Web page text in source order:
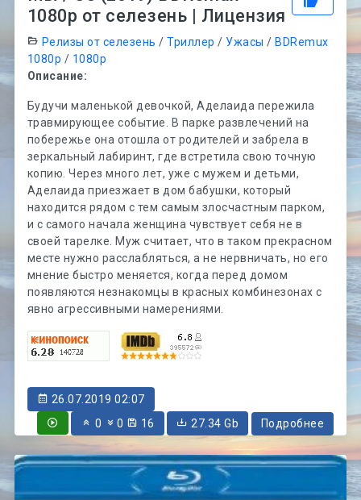
1080p от селезень | Лицензия
Релизы от селезень /Триллер / Ужасы / BDRemux
1080p / 1080p
Описание:
Будучи маленькой девочкой, Аделаида пережила
травмирующее событие. В парке развлечений на
побережье она отошла от родителей и забрела в
зеркальный лабиринт, где встретила свою точную
копию. Через много лет, уже с мужем и детьми,
Аделаида приезжает в дом бабушки, который
находится рядом с тем самым злосчастным парком,
и с самого начала женщина чувствует себя не в
своей тарелке. Муж считает, что в таком прекрасном
месте нужно расслабляться, а не нервничать, но его
мнение быстро меняется, когда перед домом
появляются незнакомцы в красных комбинезонах с
явно агрессивными намерениями.
26.07.2019 02:07
0
0 16 27.34 Gb Подробнее